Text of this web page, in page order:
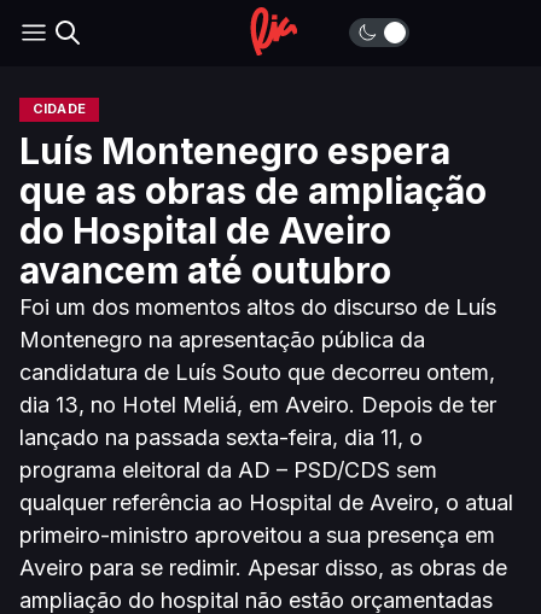
CIDADE
Luís Montenegro espera
que as obras de ampliação
do Hospital de Aveiro
avancem até outubro
Foi um dos momentos altos do discurso de Luís
Montenegro na apresentação pública da
candidatura de Luís Souto que decorreu ontem,
dia 13, no Hotel Meliá, em Aveiro. Depois de ter
lançado na passada sexta-feira, dia 11, o
programa eleitoral da AD – PSD/CDS sem
qualquer referência ao Hospital de Aveiro, o atual
primeiro-ministro aproveitou a sua presença em
Aveiro para se redimir. Apesar disso, as obras de
ampliação do hospital não estão orçamentadas